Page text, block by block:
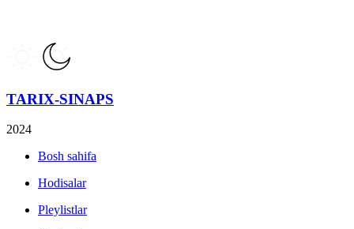
TARIX-SINAPS
2024
Bosh sahifa
Hodisalar
Pleylistlar